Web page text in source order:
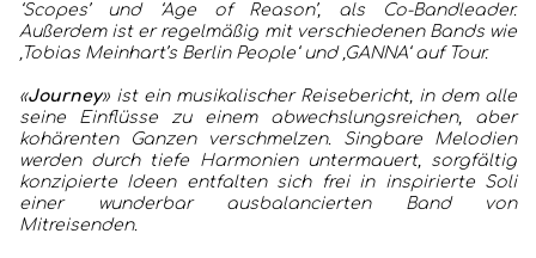
‘Scopes’ und ‘Age of Reason’, als Co-Bandleader.
Außerdem ist er regelmäßig mit verschiedenen Bands wie
‚Tobias Meinhart’s Berlin People‘ und ‚GANNA‘ auf Tour.
«Journey» ist ein musikalischer Reisebericht, in dem alle
seine Einflüsse zu einem abwechslungsreichen, aber
kohärenten Ganzen verschmelzen. Singbare Melodien
werden durch tiefe Harmonien untermauert, sorgfältig
konzipierte Ideen entfalten sich frei in inspirierte Soli
einer wunderbar ausbalancierten Band von
Mitreisenden.